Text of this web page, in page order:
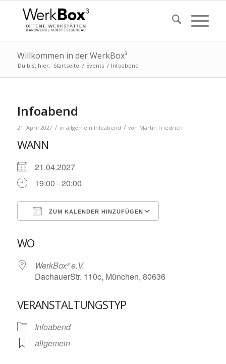
Willkommen in der WerkBox³
Du bist hier: Startseite / Events / Infoabend
Infoabend
21. April 2027 / in allgemein Infoabend / von Martin Friedrich
WANN
21.04.2027
19:00 - 20:00
ZUM KALENDER HINZUFÜGEN
WO
WerkBox³ e.V.
DachauerStr. 110c, München, 80636
VERANSTALTUNGSTYP
Infoabend
allgemein